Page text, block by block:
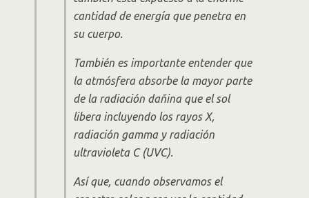
cantidad de energía que penetra en
su cuerpo.
También es importante entender que
la atmósfera absorbe la mayor parte
de la radiación dañina que el sol
libera incluyendo los rayos X,
radiación gamma y radiación
ultravioleta C (UVC).
Así que, cuando observamos el